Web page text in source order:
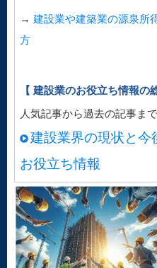
→ 建設業や建築業の源泉所
方
【 建設業のお役立ち情報の
人気記事から過去の記事ま
建設業界の現状と今
お役立ち情報